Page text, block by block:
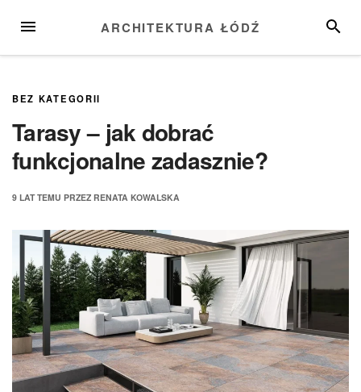
MENU ARCHITEKTURA ŁÓDŹ
BEZ KATEGORII
Tarasy – jak dobrać
funkcjonalne zadasznie?
9 LATTEMU PRZEZ RENATA KOWALSKA